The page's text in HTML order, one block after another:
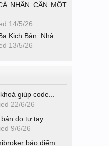
NHÂN CẦN MỘT
14/5/26
Kịch Bản: Nhà...
13/5/26
giúp code...
22/6/26
do tự tay...
9/6/26
báo điểm...